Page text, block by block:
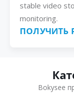
stable video
monitoring.
ПОЛУЧИТЬ
Bokysee